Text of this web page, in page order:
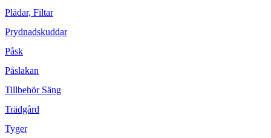
Plädar, Filtar
Prydnadskuddar
Påsk
Påslakan
Tillbehör Säng
Trädgård
Tyger